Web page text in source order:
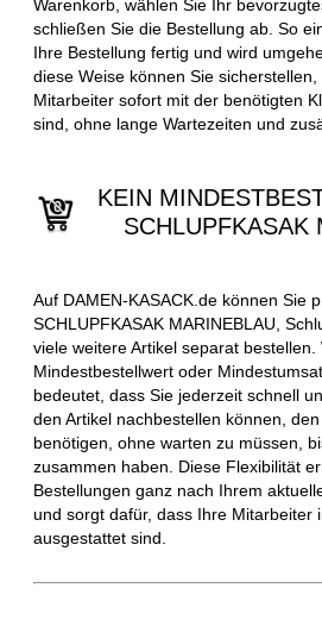
Warenkorb, wählen Sie Ihr
schließen Sie die Bestellung ab. So
Ihre Bestellung fertig und wird
diese Weise können Sie
Mitarbeiter sofort mit der benötigten
sind, ohne lange Wartezeiten und
KEIN
SCHLUPFKASAK
Auf DAMEN-KASACK.de können Sie
SCHLUPFKASAK MARINEBLAU,
viele weitere Artikel separat bestellen.
Mindestbestellwert oder
bedeutet, dass Sie jederzeit schnell
den Artikel nachbestellen können,
benötigen, ohne warten zu müssen,
zusammen haben. Diese Flexibilität
Bestellungen ganz nach Ihrem
und sorgt dafür, dass Ihre Mitarbeiter
ausgestattet sind.